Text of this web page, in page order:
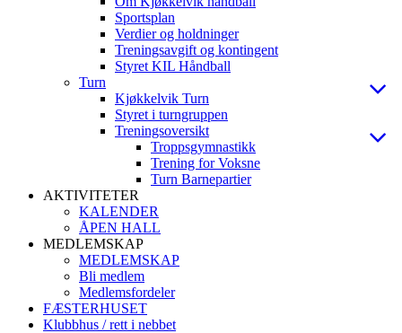
Sportsplan
Verdier og holdninger
Treningsavgift og kontingent
Styret KIL Håndball
Turn
Kjøkkelvik Turn
Styret i turngruppen
Treningsoversikt
Troppsgymnastikk
Trening for Voksne
Turn Barnepartier
AKTIVITETER
KALENDER
ÅPEN HALL
MEDLEMSKAP
MEDLEMSKAP
Bli medlem
Medlemsfordeler
FÆSTERHUSET
Klubbhus / rett i nebbet